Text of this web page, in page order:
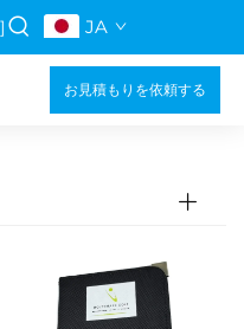
JA
お見積もりを依頼する